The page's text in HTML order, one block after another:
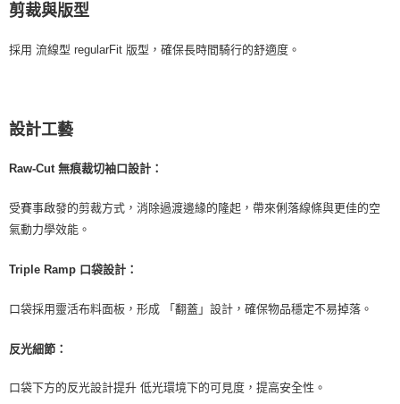
剪裁與版型
採用 流線型 regularFit 版型，確保長時間騎行的舒適度。
設計工藝
Raw-Cut 無痕裁切袖口設計：
受賽事啟發的剪裁方式，消除過渡邊緣的隆起，帶來俐落線條與更佳的空
氣動力學效能。
Triple Ramp 口袋設計：
口袋採用靈活布料面板，形成 「翻蓋」設計，確保物品穩定不易掉落。
反光細節：
口袋下方的反光設計提升 低光環境下的可見度，提高安全性。